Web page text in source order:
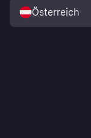
Österreich